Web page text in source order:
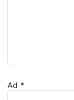
Ad *